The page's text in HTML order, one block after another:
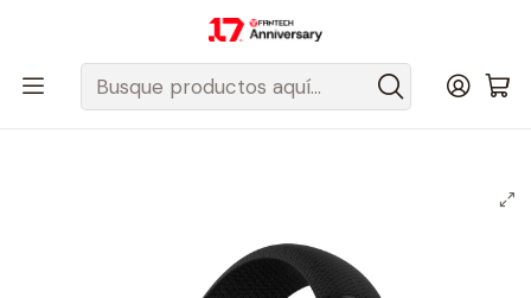
Despacho gratis a todo Chile sobre $50.000 pesos.
Fantech Esports Chile Audio y Acc. de audio
Audifonos
Audífonos Inalámbricos
Audífonos Multiplataforma y Versátiles
WHG04 TAMAGO II Black Audífonos Inalámbricos Multiplataforma